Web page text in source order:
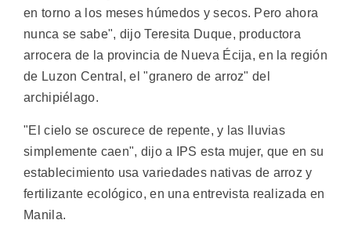
en torno a los meses húmedos y secos. Pero ahora
nunca se sabe", dijo Teresita Duque, productora
arrocera de la provincia de Nueva Écija, en la región
de Luzon Central, el "granero de arroz" del
archipiélago.
"El cielo se oscurece de repente, y las lluvias
simplemente caen", dijo a IPS esta mujer, que en su
establecimiento usa variedades nativas de arroz y
fertilizante ecológico, en una entrevista realizada en
Manila.